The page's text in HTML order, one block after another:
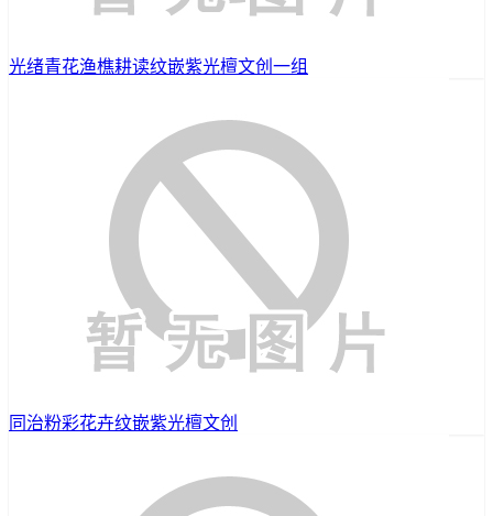
光绪青花渔樵耕读纹嵌紫光檀文创一组
同治粉彩花卉纹嵌紫光檀文创